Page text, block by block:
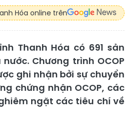
Hóa online trên
Thanh Hóa có 691 sản
Chương trình OCOP
ghi nhận bởi sự chuyển
chứng nhận OCOP, các
ngặt các tiêu chí về